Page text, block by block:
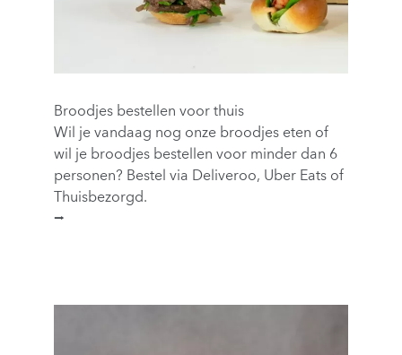
Broodjes bestellen voor thuis
Wil je vandaag nog onze broodjes eten of
wil je broodjes bestellen voor minder dan 6
personen? Bestel via Deliveroo, Uber Eats of
Thuisbezorgd.
⭢